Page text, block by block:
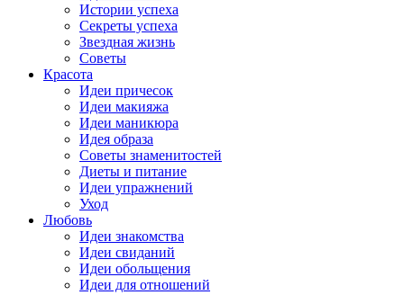
Истории успеха
Секреты успеха
Звездная жизнь
Советы
Красота
Идеи причесок
Идеи макияжа
Идеи маникюра
Идея образа
Советы знаменитостей
Диеты и питание
Идеи упражнений
Уход
Любовь
Идеи знакомства
Идеи свиданий
Идеи обольщения
Идеи для отношений